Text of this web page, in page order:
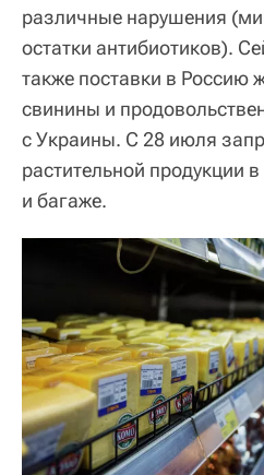
различные нарушения
остатки антибиотиков).
также поставки в Россию
свинины и
с Украины. С 28 июля
растительной продукции
и багаже.